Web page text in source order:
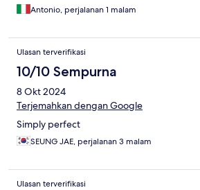
Antonio, perjalanan 1 malam
Ulasan terverifikasi
10/10 Sempurna
8 Okt 2024
Terjemahkan dengan Google
Simply perfect
SEUNG JAE, perjalanan 3 malam
Ulasan terverifikasi